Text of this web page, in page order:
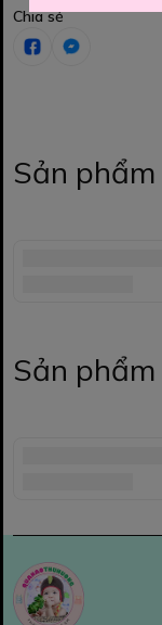
Chia sẻ
Sản
Sản